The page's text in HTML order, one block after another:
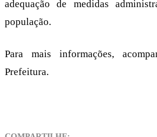
adequação de medidas
população.
Para mais informações,
Prefeitura.